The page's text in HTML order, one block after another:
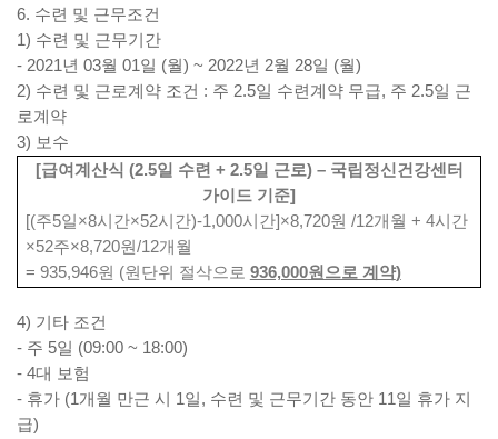
6. 수련 및 근무조건
1) 수련 및 근무기간
- 2021 년 03월 01 일 (월) ~ 2022년 2월 28일 (월)
2) 수련 및 근로계약 조건 : 주 2.5일 수련계약 무급, 주 2.5일 근
로계약
3) 보수
[급여계산식 (2.5일 수련 + 2.5일 근로) – 국립정신건강센터
가이드 기준]
[(주5일×8시간×52시간)-1,000시간]×8,720원 /12개월 + 4시간
×52주×8,720원/12개월
= 935,946원 (원단위 절삭으로 936,000원으로 계약)
4) 기타 조건
- 주 5일 (09:00 ~ 18:00)
- 4대 보험
- 휴가 (1 개월 만근 시 1 일, 수련 및 근무기간 동안 11 일 휴가 지
급)